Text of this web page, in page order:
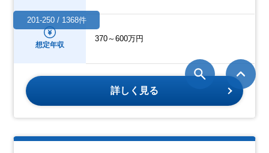
想定年収
370～600万円
詳しく見る
201-250 / 1368件